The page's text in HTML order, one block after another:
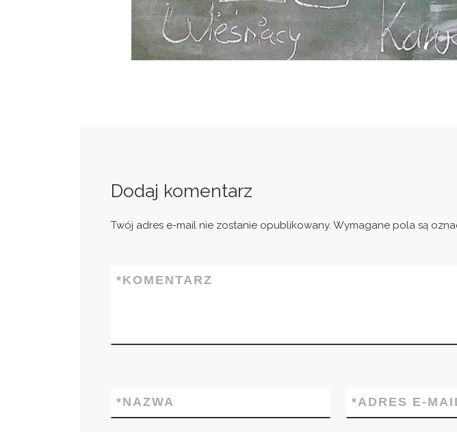
Dodaj komentarz
Twój adres e-mail nie zostanie opublikowany. Wymagane pola są
KOMENTARZ
*
NAZWA
* ADRES E-
*